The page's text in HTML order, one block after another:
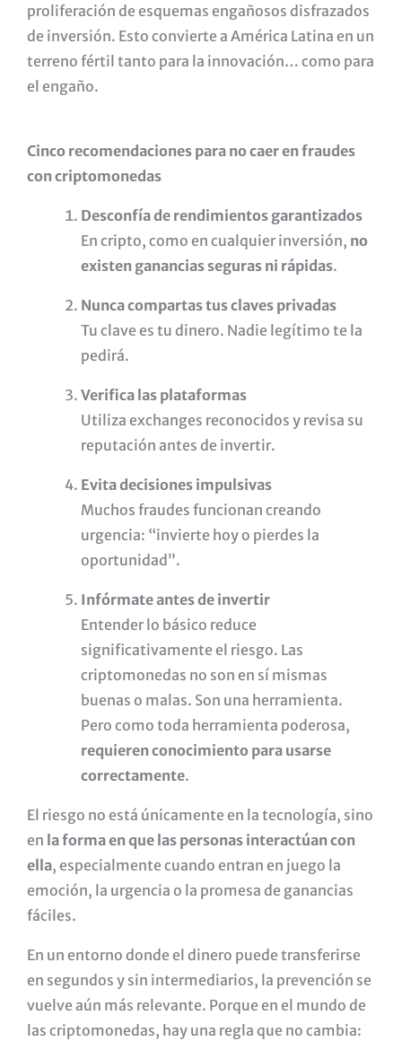
proliferación de esquemas engañosos disfrazados
de inversión. Esto convierte a América Latina en un
terreno fértil tanto para la innovación… como para
el engaño.
Cinco recomendaciones para no caer en fraudes
con criptomonedas
Desconfía de rendimientos garantizados
En cripto, como en cualquier inversión, no
existen ganancias seguras ni rápidas.
Nunca compartas tus claves privadas
Tu clave es tu dinero. Nadie legítimo te la
pedirá.
Verifica las plataformas
Utiliza exchanges reconocidos y revisa su
reputación antes de invertir.
Evita decisiones impulsivas
Muchos fraudes funcionan creando
urgencia: “invierte hoy o pierdes la
oportunidad”.
Infórmate antes de invertir
Entender lo básico reduce
significativamente el riesgo. Las
criptomonedas no son en sí mismas
buenas o malas. Son una herramienta.
Pero como toda herramienta poderosa,
requieren conocimiento para usarse
correctamente.
El riesgo no está únicamente en la tecnología, sino
en la forma en que las personas interactúan con
ella, especialmente cuando entran en juego la
emoción, la urgencia o la promesa de ganancias
fáciles.
En un entorno donde el dinero puede transferirse
en segundos y sin intermediarios, la prevención se
vuelve aún más relevante. Porque en el mundo de
las criptomonedas, hay una regla que no cambia: